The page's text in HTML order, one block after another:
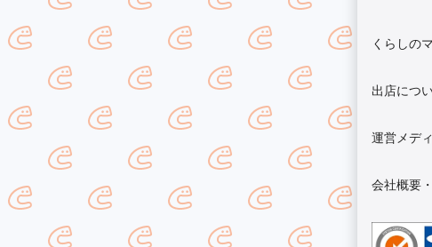
くらしの
出店につ
運営メデ
会社概要